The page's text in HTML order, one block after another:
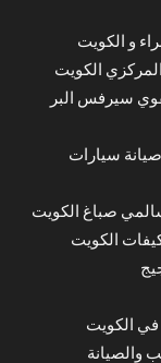
و الكويت
الكويت
سيرفس البر
سيارات
صباغ الكويت
الكويت
والصيانة